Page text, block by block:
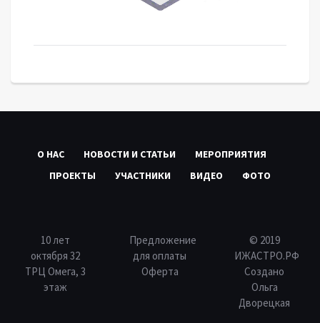
О НАС НОВОСТИ И СТАТЬИ
МЕРОПРИЯТИЯ
ПРОЕКТЫ
УЧАСТНИКИ ВИДЕО ФОТО
10 лет
октября 32
ТРЦ Омега, 3
этаж
Предложение
для оплаты
Оферта
© 2019
ИЖАСТРО.РФ
Создано
Ольга
Дворецкая